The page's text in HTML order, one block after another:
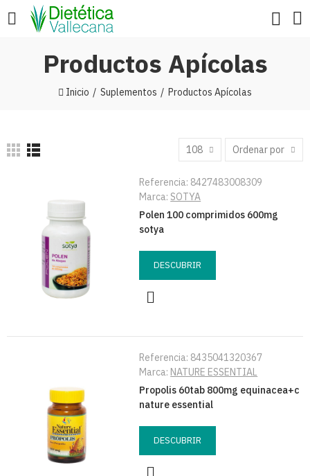
Productos Apícolas
Inicio Suplementos Productos Apícolas
108 Ordenar por
Referencia: 8427483008309
Marca: SOTYA
Polen 100 comprimidos 600mg
sotya
DESCUBRIR
Referencia: 8435041320367
Marca: NATURE ESSENTIAL
Propolis 60tab 800mg equinacea+c
nature essential
DESCUBRIR